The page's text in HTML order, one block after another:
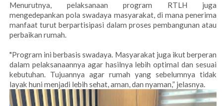
Menurutnya, pelaksanaan program RTLH juga
mengedepankan pola swadaya masyarakat, di mana penerima
manfaat turut berpartisipasi dalam proses pembangunan atau
perbaikan rumah.
"Program ini berbasis swadaya. Masyarakat juga ikut berperan
dalam pelaksanaannya agar hasilnya lebih optimal dan sesuai
kebutuhan. Tujuannya agar rumah yang sebelumnya tidak
layak huni menjadi lebih sehat, aman, dan nyaman,” jelasnya.